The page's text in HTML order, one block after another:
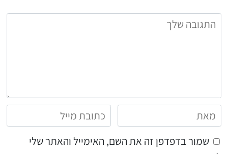
שמור בדפדפן זה את השם, האימייל והאתר שלי